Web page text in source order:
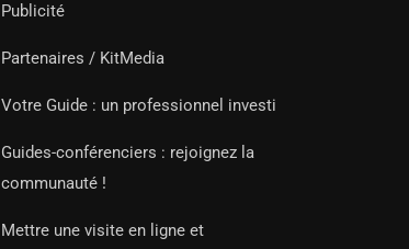
Publicité
Partenaires / KitMedia
Votre Guide : un professionnel investi
Guides-conférenciers : rejoignez la
communauté !
Mettre une visite en ligne et